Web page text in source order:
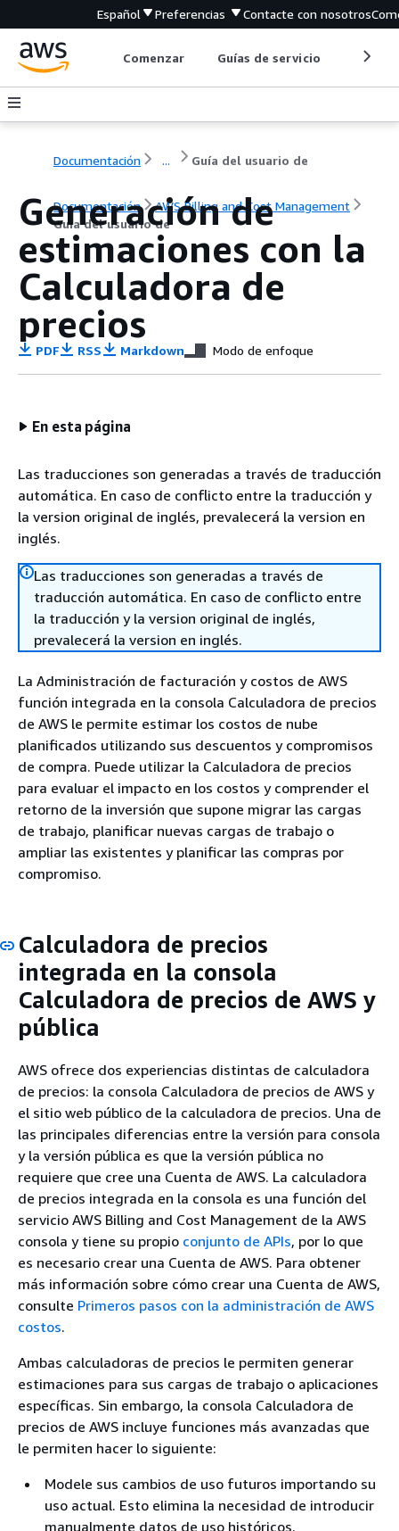
Español Preferencias Contacte con nosotros
Comenzar Guías de servicio
Documentación ... Guía del usuario de
Documentación
AWS Billing and Cost Management
Guía del usuario de
Generación de
estimaciones con la
Calculadora de
precios
PDF RSS Markdown Modo de enfoque
En esta página
Las traducciones son generadas a través de traducción
automática. En caso de conflicto entre la traducción y
la version original de inglés, prevalecerá la version en
inglés.
Las traducciones son generadas a través de
traducción automática. En caso de conflicto entre
la traducción y la version original de inglés,
prevalecerá la version en inglés.
La Administración de facturación y costos de AWS
función integrada en la consola Calculadora de precios
de AWS le permite estimar los costos de nube
planificados utilizando sus descuentos y compromisos
de compra. Puede utilizar la Calculadora de precios
para evaluar el impacto en los costos y comprender el
retorno de la inversión que supone migrar las cargas
de trabajo, planificar nuevas cargas de trabajo o
ampliar las existentes y planificar las compras por
compromiso.
Calculadora de precios
integrada en la consola
Calculadora de precios de AWS y
pública
AWS ofrece dos experiencias distintas de calculadora
de precios: la consola Calculadora de precios de AWS y
el sitio web público de la calculadora de precios. Una de
las principales diferencias entre la versión para consola
y la versión pública es que la versión pública no
requiere que cree una Cuenta de AWS. La calculadora
de precios integrada en la consola es una función del
servicio AWS Billing and Cost Management de la AWS
consola y tiene su propio conjunto de APIs, por lo que
es necesario crear una Cuenta de AWS. Para obtener
más información sobre cómo crear una Cuenta de AWS,
consulte Primeros pasos con la administración de AWS
costos.
Ambas calculadoras de precios le permiten generar
estimaciones para sus cargas de trabajo o aplicaciones
específicas. Sin embargo, la consola Calculadora de
precios de AWS incluye funciones más avanzadas que
le permiten hacer lo siguiente:
Modele sus cambios de uso futuros importando su
uso actual. Esto elimina la necesidad de introducir
manualmente datos de uso históricos.